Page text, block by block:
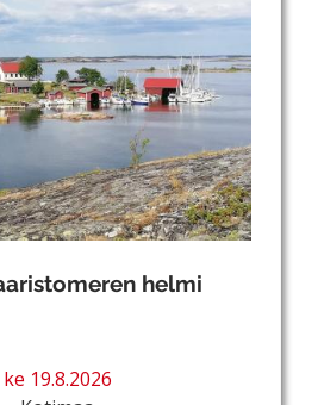
helmi
ke 19.8.2026